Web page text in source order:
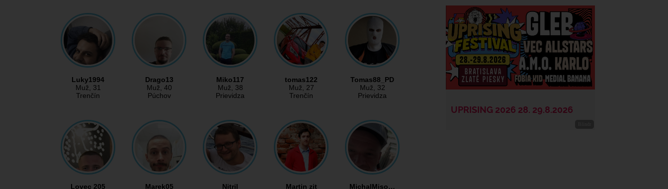
Luky1994
Muž, 31
Trenčín
Drago13
Muž, 40
Púchov
Miko117
Muž, 38
Prievidza
tomas122
Muž, 27
Trenčín
Tomas88_PD
Muž, 32
Prievidza
Lovec 205
Marek05
Nitril
Martin zit
MichalMiso…